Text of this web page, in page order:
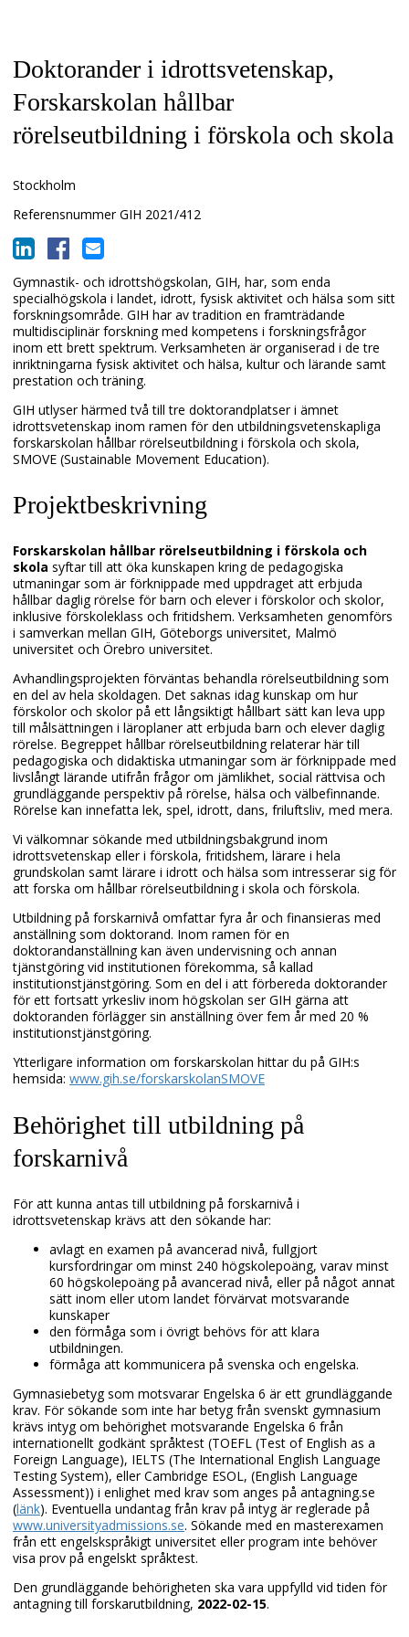
Doktorander i idrottsvetenskap,
Forskarskolan hållbar
rörelseutbildning i förskola och skola
Stockholm
ReferensnummerGIH 2021/412
Gymnastik- och idrottshögskolan, GIH, har, som enda
specialhögskola i landet, idrott, fysisk aktivitet och hälsa som sitt
forskningsområde. GIH har av tradition en framträdande
multidisciplinär forskning med kompetens i forskningsfrågor
inom ett brett spektrum. Verksamheten är organiserad i de tre
inriktningarna fysisk aktivitet och hälsa, kultur och lärande samt
prestation och träning.
GIH utlyser härmed två till tre doktorandplatser i ämnet
idrottsvetenskap inom ramen för den utbildningsvetenskapliga
forskarskolan hållbar rörelseutbildning i förskola och skola,
SMOVE (Sustainable Movement Education).
Projektbeskrivning
Forskarskolan hållbar rörelseutbildning i förskola och
skola syftar till att öka kunskapen kring de pedagogiska
utmaningar som är förknippade med uppdraget att erbjuda
hållbar daglig rörelse för barn och elever i förskolor och skolor,
inklusive förskoleklass och fritidshem. Verksamheten genomförs
i samverkan mellan GIH, Göteborgs universitet, Malmö
universitet och Örebro universitet.
Avhandlingsprojekten förväntas behandla rörelseutbildning som
en del av hela skoldagen. Det saknas idag kunskap om hur
förskolor och skolor på ett långsiktigt hållbart sätt kan leva upp
till målsättningen i läroplaner att erbjuda barn och elever daglig
rörelse. Begreppet hållbar rörelseutbildning relaterar här till
pedagogiska och didaktiska utmaningar som är förknippade med
livslångt lärande utifrån frågor om jämlikhet, social rättvisa och
grundläggande perspektiv på rörelse, hälsa och välbefinnande.
Rörelse kan innefatta lek, spel, idrott, dans, friluftsliv, med mera.
Vi välkomnar sökande med utbildningsbakgrund inom
idrottsvetenskap eller i förskola, fritidshem, lärare i hela
grundskolan samt lärare i idrott och hälsa som intresserar sig för
att forska om hållbar rörelseutbildning i skola och förskola.
Utbildning på forskarnivå omfattar fyra år och finansieras med
anställning som doktorand. Inom ramen för en
doktorandanställning kan även undervisning och annan
tjänstgöring vid institutionen förekomma, så kallad
institutionstjänstgöring. Som en del i att förbereda doktorander
för ett fortsatt yrkesliv inom högskolan ser GIH gärna att
doktoranden förlägger sin anställning över fem år med 20 %
institutionstjänstgöring.
Ytterligare information om forskarskolan hittar du på GIH:s
hemsida: www.gih.se/forskarskolanSMOVE
Behörighet till utbildning på
forskarnivå
För att kunna antas till utbildning på forskarnivå i
idrottsvetenskap krävs att den sökande har:
avlagt en examen på avancerad nivå, fullgjort
kursfordringar om minst 240 högskolepoäng, varav minst
60 högskolepoäng på avancerad nivå, eller på något annat
sätt inom eller utom landet förvärvat motsvarande
kunskaper
den förmåga som i övrigt behövs för att klara
utbildningen.
förmåga att kommunicera på svenska och engelska.
Gymnasiebetyg som motsvarar Engelska 6 är ett grundläggande
krav. För sökande som inte har betyg från svenskt gymnasium
krävs intyg om behörighet motsvarande Engelska 6 från
internationellt godkänt språktest (TOEFL (Test of English as a
Foreign Language), IELTS (The International English Language
Testing System), eller Cambridge ESOL, (English Language
Assessment)) i enlighet med krav som anges på antagning.se
(länk). Eventuella undantag från krav på intyg är reglerade på
www.universityadmissions.se. Sökande med en masterexamen
från ett engelskspråkigt universitet eller program inte behöver
visa prov på engelskt språktest.
Den grundläggande behörigheten ska vara uppfylld vid tiden för
antagning till forskarutbildning, 2022-02-15.